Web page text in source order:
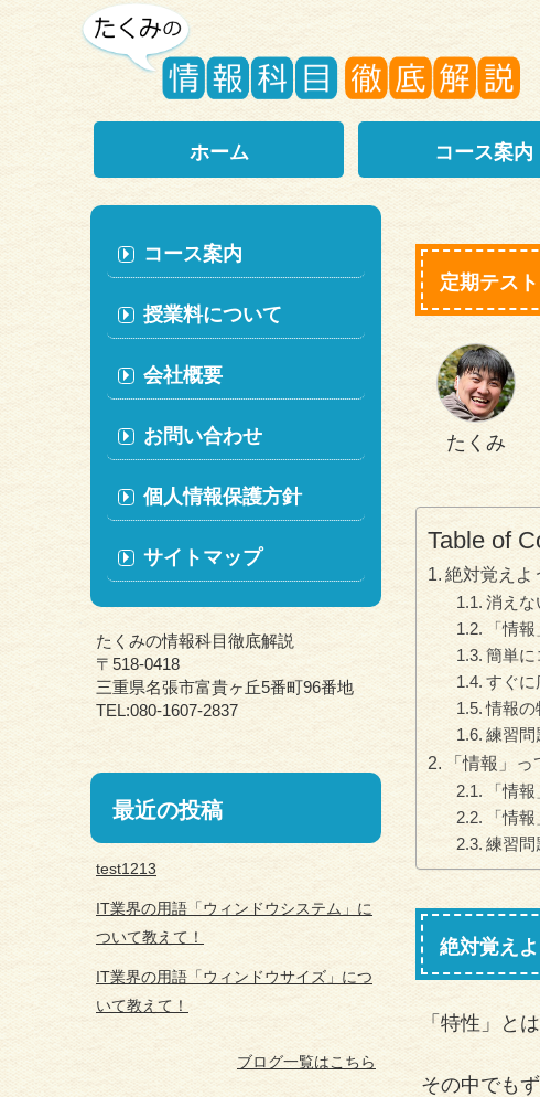
ホーム コース案内
定期テス
たくみ
Table of
絶対覚えよ
消えな
「情
簡単に
すぐに
情報の
練習問
「情報」っ
「情
「情
練習問
絶対覚え
「特性」と
その中でも
コース案内
授業料について
会社概要
お問い合わせ
個人情報保護方針
サイトマップ
たくみの情報科目徹底解説
〒518-0418
三重県名張市富貴ヶ丘5番町96番地
TEL:080-1607-2837
最近の投稿
test1213
IT業界の用語「ウィンドウシステム」に
ついて教えて！
IT業界の用語「ウィンドウサイズ」につ
いて教えて！
ブログ一覧はこちら